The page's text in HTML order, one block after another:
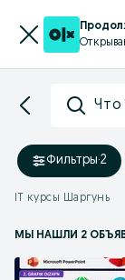
Что
Фильтры·2
IT курсы Шаргунь
МЫ НАШЛИ 2